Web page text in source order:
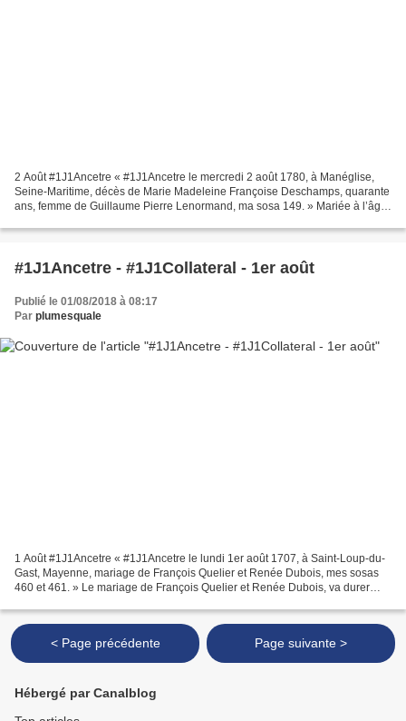
2 Août #1J1Ancetre « #1J1Ancetre le mercredi 2 août 1780, à Manéglise,
Seine-Maritime, décès de Marie Madeleine Françoise Deschamps, quarante
ans, femme de Guillaume Pierre Lenormand, ma sosa 149. » Mariée à l’âge
#1J1Ancetre - #1J1Collateral - 1er août
Publié le 01/08/2018 à 08:17
Par plumesquale
1 Août #1J1Ancetre « #1J1Ancetre le lundi 1er août 1707, à Saint-Loup-du-
Gast, Mayenne, mariage de François Quelier et Renée Dubois, mes sosas
460 et 461. » Le mariage de François Quelier et Renée Dubois, va durer
< Page précédente Page suivante >
Hébergé par Canalblog